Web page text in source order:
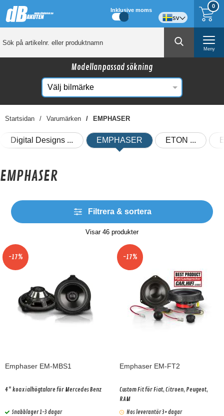
0
Inklusive moms
sv
Meny
Modellanpassad sökning
Startsidan Varumärken EMPHASER
Digital Designs EMPHASER ETON
EMPHASER
Filtrera & sortera
Visar 46 produkter
-17%
Emphaser EM-MBS1
4" koaxialhögtalare för Mercedes Benz
Snabblager 1-3 dagar
-17%
Emphaser EM-FT2
Custom Fit för Fiat, Citroen, Peugeot,
RAM
Hos leverantör 3+ dagar